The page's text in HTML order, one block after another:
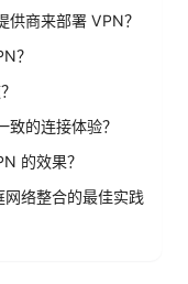
供商来部署 VPN？
？
的连接体验？
的效果？
络整合的最佳实践